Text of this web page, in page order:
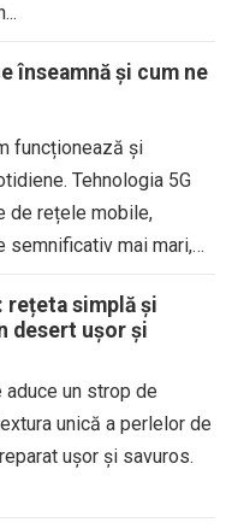
înseamnă și cum ne
funcționează și
Tehnologia 5G
de rețele mobile,
semnificativ mai mari,
rețeta simplă și
desert ușor și
un strop de
unică a perlelor de
ușor și savuros.